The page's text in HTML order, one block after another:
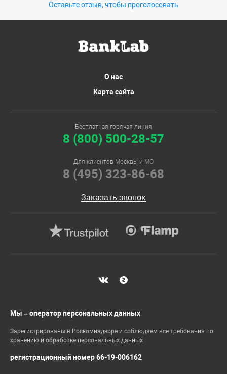
Оставьте отзыв, чтобы проголосовать
О нас
Карта сайта
Бесплатная горячая линия
8 (800) 500-28-57
Для клиентов Москвы и МО
8 (495) 323-86-68
Заказать звонок
Мы – оператор персональных данных
Зарегистрированы в Роскомнадзоре и соблюдаем все требования по
хранению и обработке персональных данных
регистрационный номер 66-19-006162